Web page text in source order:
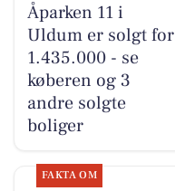
Åparken 11 i
Uldum er solgt for
1.435.000 - se
køberen og 3
andre solgte
boliger
FAKTA OM